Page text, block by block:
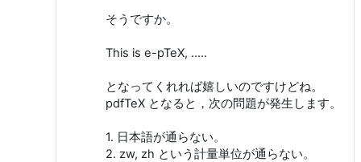
そうですか。
This is e-pTeX, .....
となってくれれば嬉しいのですけどね。
pdfTeX となると，次の問題が発生します。
1. 日本語が通らない。
2. zw, zh という計量単位が通らない。